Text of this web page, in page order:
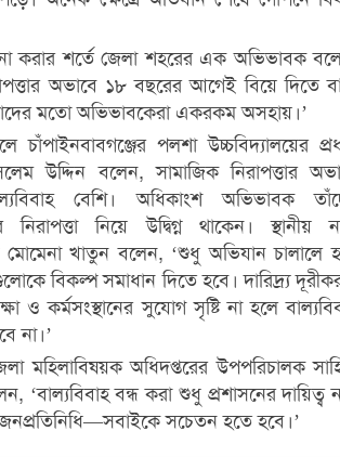
করার শর্তে জেলা শহরের এক অভিভাবক
অভাবে ১৮ বছরের আগেই বিয়ে দিতে
মতো অভিভাবকেরা একরকম অসহায়।’
চাঁপাইনবাবগঞ্জের পলশা উচ্চবিদ্যালয়ের
উদ্দিন বলেন, সামাজিক নিরাপত্তার
বেশি। অধিকাংশ অভিভাবক
নিরাপত্তা নিয়ে উদ্বিগ্ন থাকেন। স্থানীয়
মোমেনা খাতুন বলেন, ‘শুধু অভিযান চালালে
বিকল্প সমাধান দিতে হবে। দারিদ্র্য
ও কর্মসংস্থানের সুযোগ সৃষ্টি না হলে
না।’
মহিলাবিষয়ক অধিদপ্তরের উপপরিচালক
‘বাল্যবিবাহ বন্ধ করা শুধু প্রশাসনের দায়িত্ব
সচেতন হতে হবে।’